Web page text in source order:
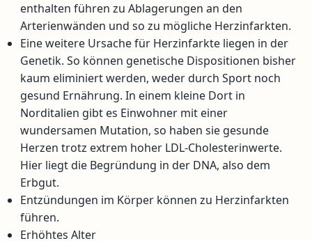
enthalten führen zu Ablagerungen an den
Arterienwänden und so zu mögliche Herzinfarkten.
Eine weitere Ursache für Herzinfarkte liegen in der
Genetik. So können genetische Dispositionen bisher
kaum eliminiert werden, weder durch Sport noch
gesund Ernährung. In einem kleine Dort in
Norditalien gibt es Einwohner mit einer
wundersamen Mutation, so haben sie gesunde
Herzen trotz extrem hoher LDL-Cholesterinwerte.
Hier liegt die Begründung in der DNA, also dem
Erbgut.
Entzündungen im Körper können zu Herzinfarkten
führen.
Erhöhtes Alter